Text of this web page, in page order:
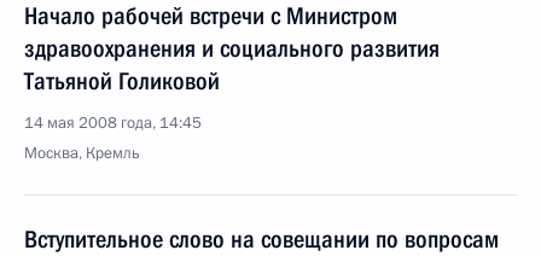
Начало рабочей встречи с Министром
здравоохранения и социального развития
Татьяной Голиковой
14 мая 2008 года, 14:45
Москва, Кремль
Вступительное слово на совещании по вопросам